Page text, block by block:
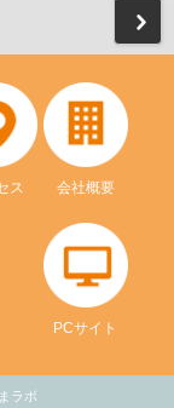
ス 会社概要
PCサイト
ラボ